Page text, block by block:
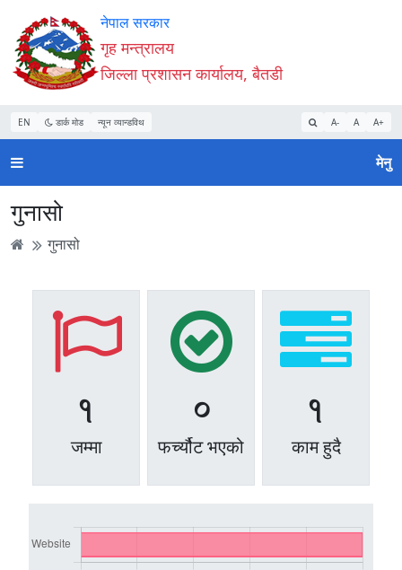
Accessibility
Mode
सुरु
गर्नुहोस्
सामाग्री
पढ्नुहाेस्
नेभिगेसन
पढ्नुहाेस्
वेबसाइट
खोजमा
जानुहोस्
नेपाल सरकार
गृह मन्त्रालय
जिल्ला प्रशासन कार्यालय, बैतडी
EN डार्क मोड न्यून व्यान्डविथ A- A A+
मेनु
गुनासो
गुनासो
1
जम्मा
0
फर्च्यौट भएको
1
काम हुदै